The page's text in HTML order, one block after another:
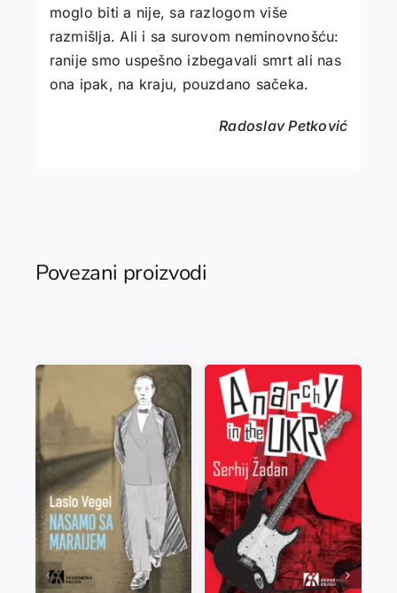
moglo biti a nije, sa razlogom više
razmišlja. Ali i sa surovom neminovnošću:
ranije smo uspešno izbegavali smrt ali nas
ona ipak, na kraju, pouzdano sačeka.
Radoslav Petković
Povezani proizvodi